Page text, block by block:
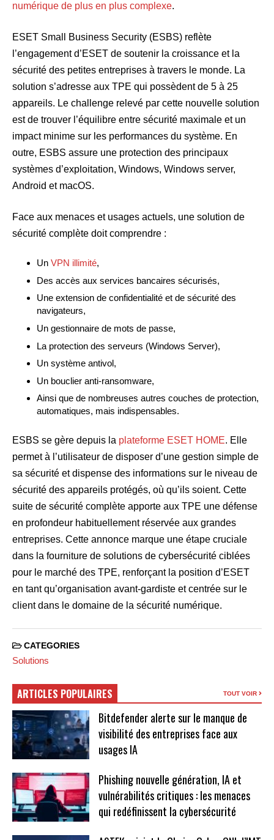
numérique de plus en plus complexe.
ESET Small Business Security (ESBS) reflète
l’engagement d’ESET de soutenir la croissance et la
sécurité des petites entreprises à travers le monde. La
solution s’adresse aux TPE qui possèdent de 5 à 25
appareils. Le challenge relevé par cette nouvelle solution
est de trouver l’équilibre entre sécurité maximale et un
impact minime sur les performances du système. En
outre, ESBS assure une protection des principaux
systèmes d’exploitation, Windows, Windows server,
Android et macOS.
Face aux menaces et usages actuels, une solution de
sécurité complète doit comprendre :
Un VPN illimité,
Des accès aux services bancaires sécurisés,
Une extension de confidentialité et de sécurité des
navigateurs,
Un gestionnaire de mots de passe,
La protection des serveurs (Windows Server),
Un système antivol,
Un bouclier anti-ransomware,
Ainsi que de nombreuses autres couches de protection,
automatiques, mais indispensables.
ESBS se gère depuis la plateforme ESET HOME. Elle
permet à l’utilisateur de disposer d’une gestion simple de
sa sécurité et dispense des informations sur le niveau de
sécurité des appareils protégés, où qu’ils soient. Cette
suite de sécurité complète apporte aux TPE une défense
en profondeur habituellement réservée aux grandes
entreprises. Cette annonce marque une étape cruciale
dans la fourniture de solutions de cybersécurité ciblées
pour le marché des TPE, renforçant la position d’ESET
en tant qu’organisation avant-gardiste et centrée sur le
client dans le domaine de la sécurité numérique.
CATEGORIES
Solutions
ARTICLES POPULAIRES TOUT VOIR
Bitdefender alerte sur le manque de
visibilité des entreprises face aux
usages IA
Phishing nouvelle génération, IA et
vulnérabilités critiques : les menaces
qui redéfinissent la cybersécurité